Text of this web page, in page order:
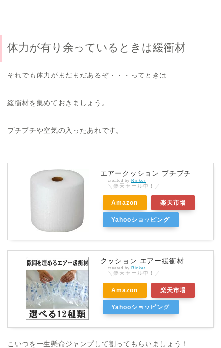
体力が有り余っているときは緩衝材
それでも体力がまだまだあるぞ・・・ってときは
緩衝材を集めておきましょう。
プチプチや空気の入ったあれです。
エアークッション プチプチ
created by Rinker
＼楽天セール中！／
Amazon 楽天市場
Yahooショッピング
クッション エアー緩衝材
created by Rinker
＼楽天セール中！／
Amazon 楽天市場
Yahooショッピング
こいつを一生懸命ジャンプして割ってもらいましょう！